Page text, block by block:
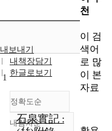
내보내기
내책장담기
한글로보기
정확도순
정확도
내림차순
1
石泉實記 :
천
이 검
색어
로 많
이 본
자료